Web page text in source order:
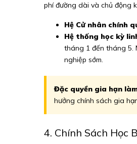
phí đường dài và chủ động
Hệ Cử nhân chính
Hệ thống học kỳ
tháng 1 đến tháng 5.
nghiệp sớm.
Đặc quyền gia hạn
hưởng chính sách gia
4. Chính Sách Học